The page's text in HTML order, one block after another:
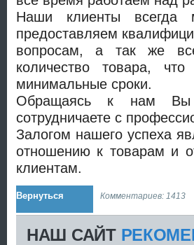
Наши клиенты
предоставляем
вопросам, а так же
количество товара,
минимальные сроки.
Обращаясь к нам
сотрудничаете с
Залогом нашего успеха
отношению к товарам и
клиентам.
Вернуться Комментариев: 1413
НАШ САЙТ